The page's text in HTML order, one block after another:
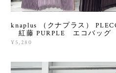
knaplus （クナプラス）
紅藤 PURPLE エコバッグ
¥5,280